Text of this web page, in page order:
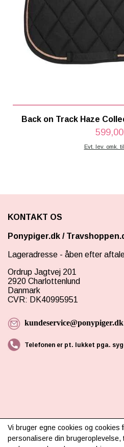
Back on Track Haze
Evt. lev. omk.
KONTAKT OS
Ponypiger.dk /
Lageradresse - åben efter
Ordrup Jagtvej 201
2920 Charlottenlund
Danmark
CVR: DK40995951
kundeservice@ponypiger.dk
Telefonen er pt. lukket pga.
INFORMATION
Om os
Vi bruger egne cookies og cookies
personalisere din brugeroplevelse,